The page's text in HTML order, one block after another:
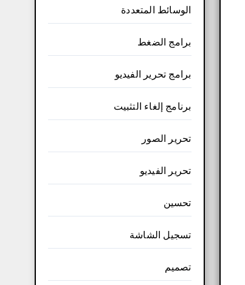
الوسائط المتعددة
برامج الضغط
برامج تحرير الفيديو
برنامج إلغاء التثبيت
تحرير الصور
تحرير الفيديو
تحسين
تسجيل الشاشة
تصميم